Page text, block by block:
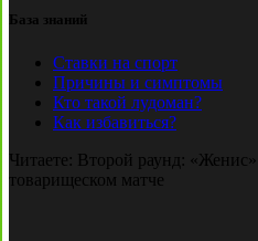
База знаний
Ставки на спорт
Причины и симптомы
Кто такой лудоман?
Как избавиться?
Читаете: Второй раунд:
товарищеском матче